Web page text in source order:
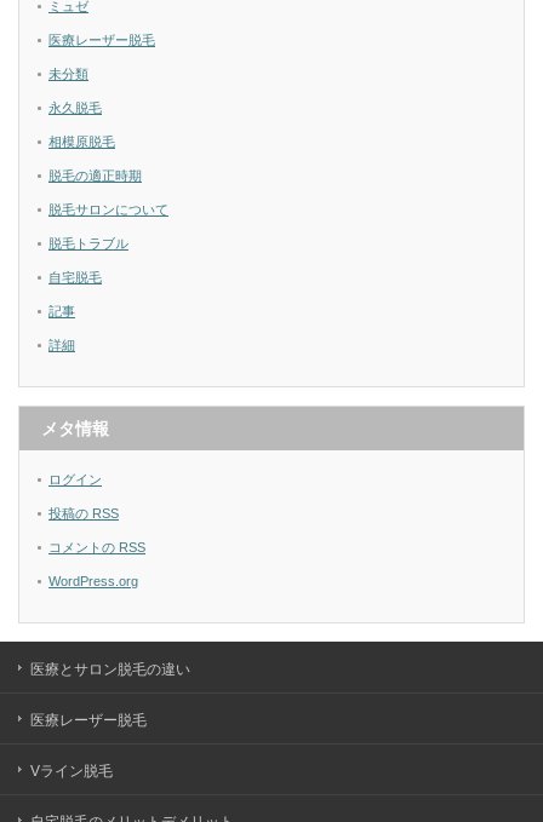
ミュゼ
医療レーザー脱毛
未分類
永久脱毛
相模原脱毛
脱毛の適正時期
脱毛サロンについて
脱毛トラブル
自宅脱毛
記事
詳細
メタ情報
ログイン
投稿の RSS
コメントの RSS
WordPress.org
医療とサロン脱毛の違い
医療レーザー脱毛
Vライン脱毛